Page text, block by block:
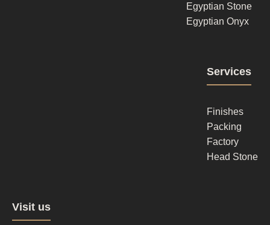
Egyptian Stone
Egyptian Onyx
Footer
column
Services
Finishes
Packing
Factory
Head Stone
Visit us